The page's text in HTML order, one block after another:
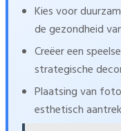
Kies voor
de gezondheid
Creëer een
strategische
Plaatsing van
esthetisch